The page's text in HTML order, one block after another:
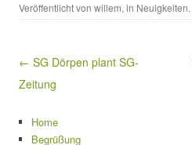
Veröffentlicht von willem, in Neuigkeiten.
Beitragsnavigation
← SG Dörpen plant SG-
Zeitung
Home
Begrüßung